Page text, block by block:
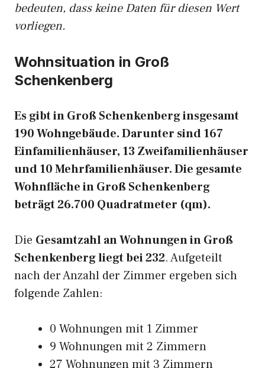
bedeuten, dass keine Daten für diesen Wert
vorliegen.
Wohnsituation in Groß
Schenkenberg
Es gibt in Groß Schenkenberg insgesamt
190 Wohngebäude. Darunter sind 167
Einfamilienhäuser, 13 Zweifamilienhäuser
und 10 Mehrfamilienhäuser. Die gesamte
Wohnfläche in Groß Schenkenberg
beträgt 26.700 Quadratmeter (qm).
Die Gesamtzahl an Wohnungen in Groß
Schenkenberg liegt bei 232. Aufgeteilt
nach der Anzahl der Zimmer ergeben sich
folgende Zahlen:
0 Wohnungen mit 1 Zimmer
9 Wohnungen mit 2 Zimmern
27 Wohnungen mit 3 Zimmern